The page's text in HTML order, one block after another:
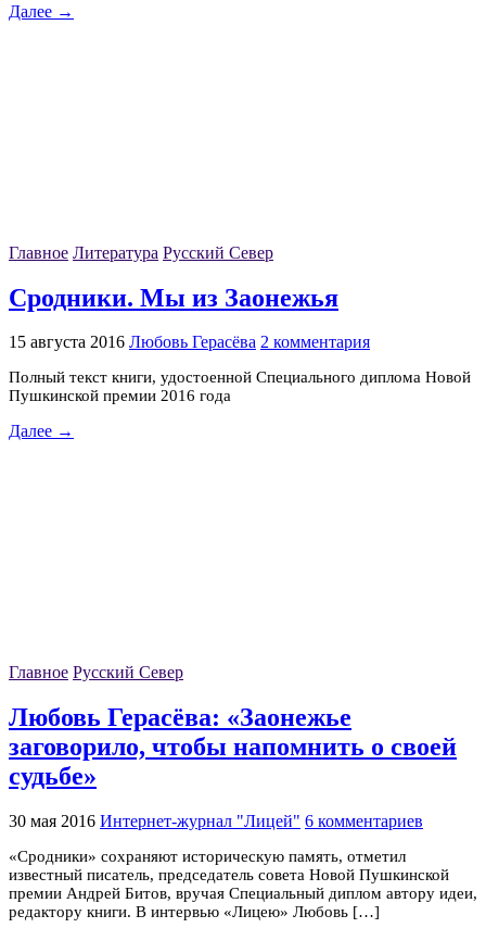
Далее →
Главное Литература Русский Север
Сродники. Мы из Заонежья
15 августа 2016 Любовь Герасёва 2 комментария
Полный текст книги, удостоенной Специального диплома Новой
Пушкинской премии 2016 года
Далее →
Главное Русский Север
Любовь Герасёва: «Заонежье
заговорило, чтобы напомнить о своей
судьбе»
30 мая 2016 Интернет-журнал "Лицей" 6 комментариев
«Сродники» сохраняют историческую память, отметил
известный писатель, председатель совета Новой Пушкинской
премии Андрей Битов, вручая Специальный диплом автору идеи,
редактору книги. В интервью «Лицею» Любовь […]